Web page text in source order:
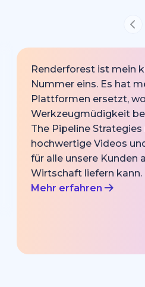
Renderforest ist mein
Nummer eins. Es hat
Plattformen ersetzt,
Werkzeugmüdigkeit
The Pipeline Strategies
hochwertige Videos
für alle unsere Kunden
Wirtschaft liefern kann.
Mehr erfahren